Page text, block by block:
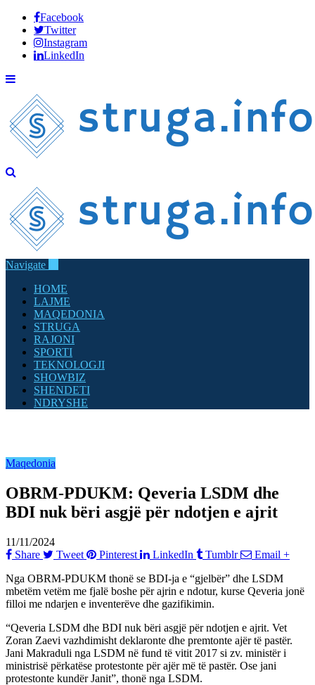
Facebook
Twitter
Instagram
LinkedIn
Navigate
HOME
LAJME
MAQEDONIA
STRUGA
RAJONI
SPORTI
TEKNOLOGJI
SHOWBIZ
SHENDETI
NDRYSHE
Maqedonia
OBRM-PDUKM: Qeveria LSDM dhe
BDI nuk bëri asgjë për ndotjen e ajrit
11/11/2024
Share
Tweet Pinterest LinkedIn Tumblr Email +
Nga OBRM-PDUKM thonë se BDI-ja e “gjelbër” dhe LSDM
mbetëm vetëm me fjalë boshe për ajrin e ndotur, kurse Qeveria jonë
filloi me ndarjen e inventerëve dhe gazifikimin.
“Qeveria LSDM dhe BDI nuk bëri asgjë për ndotjen e ajrit. Vet
Zoran Zaevi vazhdimisht deklaronte dhe premtonte ajër të pastër.
Jani Makraduli nga LSDM në fund të vitit 2017 si zv. ministër i
ministrisë përkatëse protestonte për ajër më të pastër. Ose jani
protestonte kundër Janit”, thonë nga LSDM.